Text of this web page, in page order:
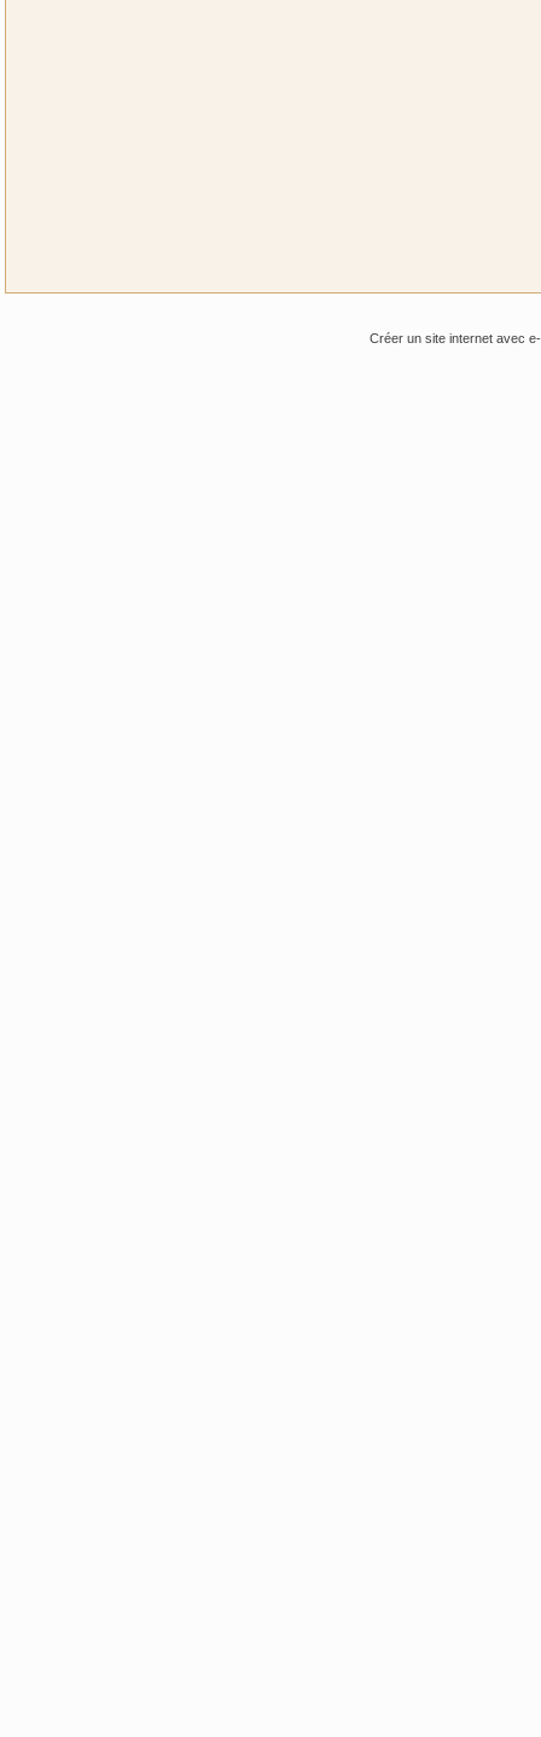
Créer un site internet avec